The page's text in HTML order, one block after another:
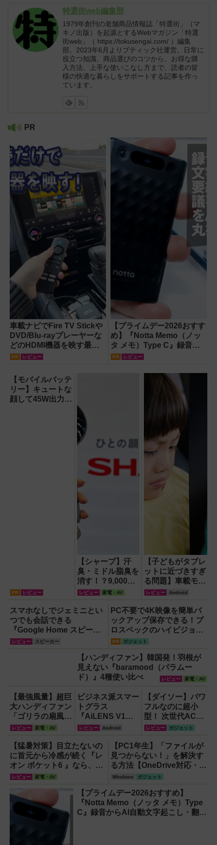
特選街web編集部
1979年創刊の老舗商品情報誌「特選街」（マ
キノ出版）を起源とするWebマガジン「特選
街web」（ https://tokusengai.com/ ）編集
部。2023年6月よりブティック社運営。日常に
役立つ知識、商品選びのコツから、お得な購
入方法、上手な使いこなし方まで、読者の皆
様の快適な暮らしをサポートする記事を作っ
ています。
PR
車載ナビでFire TV Stickや
DVD/Blu-rayプレーヤーな
どのHDMI機器を映す最短
ルート。USB接続だけで
ス化できる新機軸アダプタ
ーを徹底解説【データシス
テム『USBKIT』】
PR レビュー
【プライムデー2026おすす
め】『Notta Memo（ノッ
タ メモ）Type C』録音か
らAI自動文字起こし・翻
スレコーダー！【議事録作
PR レビュー
【モバイルバッテ
リー】キュートな
顔して45W出力＆
PR レビュー
【シャープ】汗
臭・ミドル脂臭を
消す！？9,000円
超でも売れる高級
ハンディファン
『PJ-HS01』が
レビュー 家電・AV
【子どもがタブレ
ットに近づきすぎ
る問題】車載モニ
ターをAndroid化
するオットキャス
ト「OTTOAIBOX
P3 Pro」を試し
てみた結果
レビュー Android
スマホなしでジェミニとい
つでも会話できる
『Google Home スピーカ
ー』で未来がわが家にやっ
てきた！【なぜなぜ期対策
レビュー スピーカー
PC不要で4K映像を簡単バ
ックアップ保存できる！プ
ロスペックのハイビジョン
レコーダー『HVE705-
PRO』
PR ガジェット
【ハンディファン】韓国発！羽根が
見えない『baramood（パラムー
ド）』4種使い比べ
レビュー 家電・AV
【最強風量】超巨
大ハンディファン
「ゴリラの扇風
機」レビュー！直
径16.5cmの巨大
ファンで想像以上
の涼しさを体感
レビュー 家電・AV
ビジネス派スマー
トグラス
『AiLENS V1』
を体験:プレゼ
ン、会議、リアル
タイム翻訳に使え
て8万円台！
レビュー Android
【ダイソー】パワ
フルなのに超小
型！ 次世代ACア
ダプター『GaN
USB充電器』が
すごすぎる！
レビュー ガジェット
【猛暑対策】目立たないの
に首元から冷感が続く『レ
オン ポケット6 』なら、満
員電車でも涼しい顔！
レビュー 家電・AV
【PC1年生】「ファイルが
見つからない！」を解決す
る方法【OneDrive対応・
2026年最新版】
Windows ガジェット
【プライムデー2026おすすめ】
『Notta Memo（ノッタ メモ）Type
C』録音からAI自動文字起こし・翻